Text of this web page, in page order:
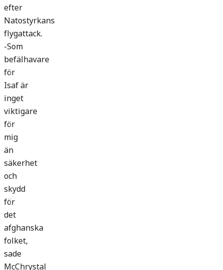
efter
Natostyrkans
flygattack.
-Som
befälhavare
för
Isaf är
inget
viktigare
för
mig
än
säkerhet
och
skydd
för
det
afghanska
folket,
sade